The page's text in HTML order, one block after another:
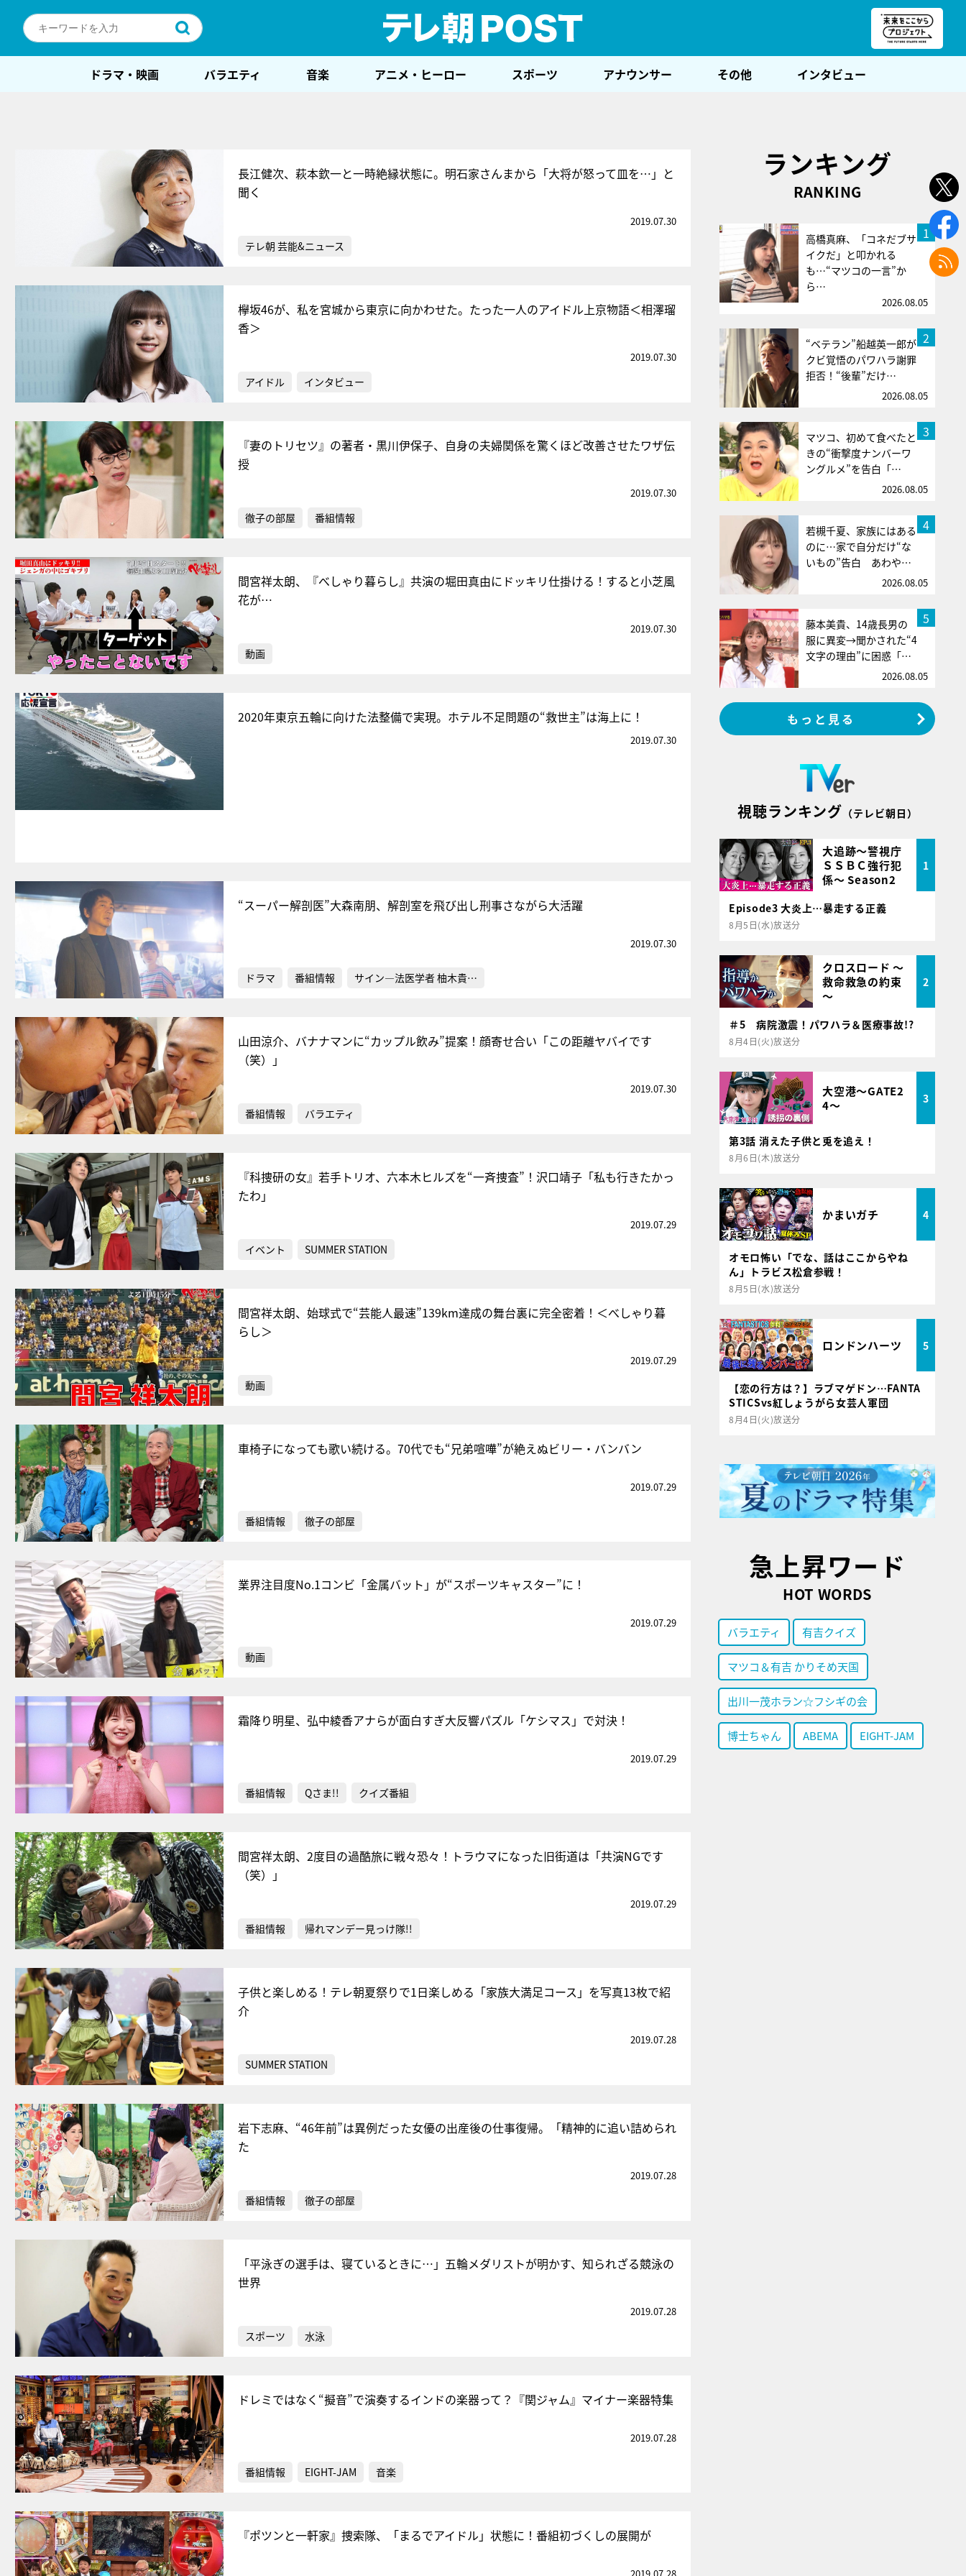
ドラマ・映画 バラエティ 音楽 アニメ・ヒーロー スポーツ アナウンサー その他 インタビュー
長江健次、萩本欽一と一時絶縁状態に。明石家さんまから「大将が怒って皿を…」と
聞く
2019.07.30
テレ朝 芸能&ニュース
欅坂46が、私を宮城から東京に向かわせた。たった一人のアイドル上京物語＜相澤瑠
香＞
2019.07.30
アイドル インタビュー
『妻のトリセツ』の著者・黒川伊保子、自身の夫婦関係を驚くほど改善させたワザ伝
授
2019.07.30
徹子の部屋 番組情報
間宮祥太朗、『べしゃり暮らし』共演の堀田真由にドッキリ仕掛ける！すると小芝風
花が…
2019.07.30
動画
2020年東京五輪に向けた法整備で実現。ホテル不足問題の“救世主”は海上に！
2019.07.30
“スーパー解剖医”大森南朋、解剖室を飛び出し刑事さながら大活躍
2019.07.30
ドラマ 番組情報 サイン―法医学者 柚木貴…
山田涼介、バナナマンに“カップル飲み”提案！顔寄せ合い「この距離ヤバイです
（笑）」
2019.07.30
番組情報 バラエティ
『科捜研の女』若手トリオ、六本木ヒルズを“一斉捜査”！沢口靖子「私も行きたかっ
たわ」
2019.07.29
イベント SUMMER STATION
間宮祥太朗、始球式で“芸能人最速”139km達成の舞台裏に完全密着！＜べしゃり暮
らし＞
2019.07.29
動画
車椅子になっても歌い続ける。70代でも“兄弟喧嘩”が絶えぬビリー・バンバン
2019.07.29
番組情報 徹子の部屋
業界注目度No.1コンビ「金属バット」が“スポーツキャスター”に！
2019.07.29
動画
霜降り明星、弘中綾香アナらが面白すぎ大反響パズル「ケシマス」で対決！
2019.07.29
番組情報 Qさま!! クイズ番組
間宮祥太朗、2度目の過酷旅に戦々恐々！トラウマになった旧街道は「共演NGです
（笑）」
2019.07.29
番組情報 帰れマンデー見っけ隊!!
子供と楽しめる！テレ朝夏祭りで1日楽しめる「家族大満足コース」を写真13枚で紹
介
2019.07.28
SUMMER STATION
岩下志麻、“46年前”は異例だった女優の出産後の仕事復帰。「精神的に追い詰められ
た
2019.07.28
番組情報 徹子の部屋
「平泳ぎの選手は、寝ているときに…」五輪メダリストが明かす、知られざる競泳の
世界
2019.07.28
スポーツ 水泳
ドレミではなく“擬音”で演奏するインドの楽器って？『関ジャム』マイナー楽器特集
2019.07.28
番組情報 EIGHT-JAM 音楽
『ポツンと一軒家』捜索隊、「まるでアイドル」状態に！番組初づくしの展開が
2019.07.28
ランキング
RANKING
1
高橋真麻、「コネだブサ
イクだ」と叩かれる
も…“マツコの一言”か
ら…
2026.08.05
2
“ベテラン”船越英一郎が
クビ覚悟のパワハラ謝罪
拒否！“後輩”だけ…
2026.08.05
3
マツコ、初めて食べたと
きの“衝撃度ナンバーワ
ングルメ”を告白「…
2026.08.05
4
若槻千夏、家族にはある
のに…家で自分だけ“な
いもの”告白 あわや…
2026.08.05
5
藤本美貴、14歳長男の
服に異変→聞かされた“4
文字の理由”に困惑「…
2026.08.05
もっと見る
視聴ランキング （テレビ朝日）
大追跡～警視庁
ＳＳＢＣ強行犯
係～ Season2
1
Episode3 大炎上…暴走する正義
8月5日(水)放送分
クロスロード ～
救命救急の約束
～
2
＃5 病院激震！パワハラ＆医療事故!?
8月4日(火)放送分
大空港～GATE2
4～
3
第3話 消えた子供と兎を追え！
8月6日(木)放送分
かまいガチ 4
オモロ怖い「でな、話はここからやね
ん」トラビス松倉参戦！
8月5日(水)放送分
ロンドンハーツ 5
【恋の行方は？】ラブマゲドン…FANTA
STICSvs紅しょうがら女芸人軍団
8月4日(火)放送分
急上昇ワード
HOT WORDS
バラエティ 有吉クイズ
マツコ＆有吉 かりそめ天国
出川一茂ホラン☆フシギの会
博士ちゃん ABEMA EIGHT-JAM